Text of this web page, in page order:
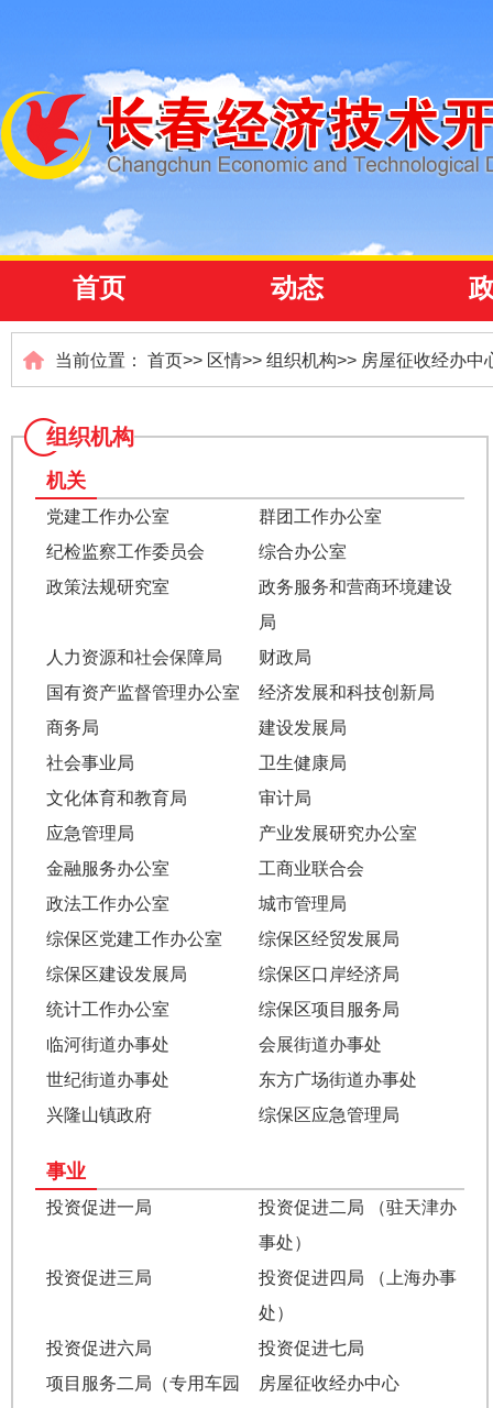
首页 动态
当前位置： 首页>> 区情>> 组织机构>> 房屋征收经办中
组织机构
机关
党建工作办公室
群团工作办公室
纪检监察工作委员会
综合办公室
政策法规研究室
政务服务和营商环境建设
局
人力资源和社会保障局
财政局
国有资产监督管理办公室
经济发展和科技创新局
商务局
建设发展局
社会事业局
卫生健康局
文化体育和教育局
审计局
应急管理局
产业发展研究办公室
金融服务办公室
工商业联合会
政法工作办公室
城市管理局
综保区党建工作办公室
综保区经贸发展局
综保区建设发展局
综保区口岸经济局
统计工作办公室
综保区项目服务局
临河街道办事处
会展街道办事处
世纪街道办事处
东方广场街道办事处
兴隆山镇政府
综保区应急管理局
事业
投资促进一局
投资促进二局 （驻天津办
事处）
投资促进三局
投资促进四局 （上海办事
处）
投资促进六局
投资促进七局
项目服务二局（专用车园
房屋征收经办中心